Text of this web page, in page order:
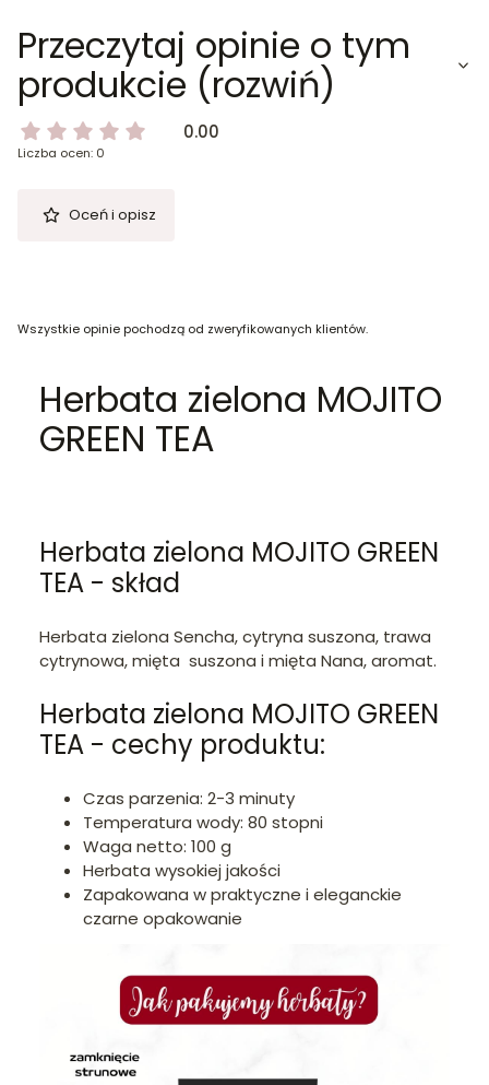
Przeczytaj opinie o tym
produkcie (rozwiń)
0.00
Liczba ocen: 0
Oceń i opisz
Wszystkie opinie pochodzą od zweryfikowanych klientów.
Herbata zielona MOJITO
GREEN TEA
Herbata zielona MOJITO GREEN
TEA - skład
Herbata zielona Sencha, cytryna suszona, trawa
cytrynowa, mięta suszona i mięta Nana, aromat.
Herbata zielona MOJITO GREEN
TEA - cechy produktu:
Czas parzenia: 2-3 minuty
Temperatura wody: 80 stopni
Waga netto: 100 g
Herbata wysokiej jakości
Zapakowana w praktyczne i eleganckie
czarne opakowanie